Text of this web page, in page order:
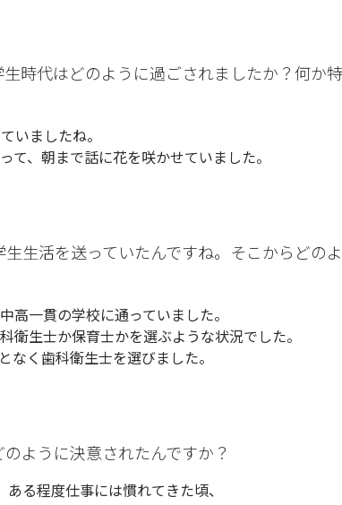
時代はどのように過ごされましたか？何か
いましたね。
、朝まで話に花を咲かせていました。
生活を送っていたんですね。そこからどの
高一貫の学校に通っていました。
衛生士か保育士かを選ぶような状況でした。
なく歯科衛生士を選びました。
ように決意されたんですか？
る程度仕事には慣れてきた頃、